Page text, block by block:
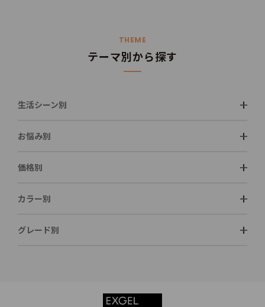
THEME
テーマ別から探す
生活シーン別
お悩み別
価格別
カラー別
グレード別